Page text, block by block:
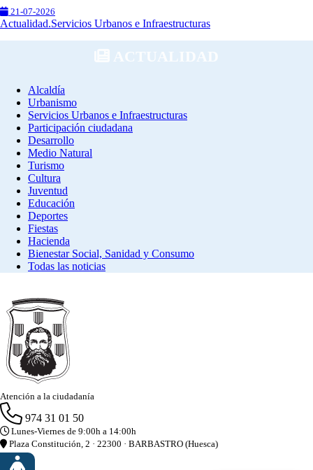
21-07-2026
Actualidad.Servicios Urbanos e Infraestructuras
ACTUALIDAD
Alcaldía
Urbanismo
Servicios Urbanos e Infraestructuras
Participación ciudadana
Desarrollo
Medio Natural
Turismo
Cultura
Juventud
Educación
Deportes
Fiestas
Hacienda
Bienestar Social, Sanidad y Consumo
Todas las noticias
Atención a la ciudadanía
974 31 01 50
Lunes-Viernes de 9:00h a 14:00h
Plaza Constitución, 2 · 22300 · BARBASTRO (Huesca)